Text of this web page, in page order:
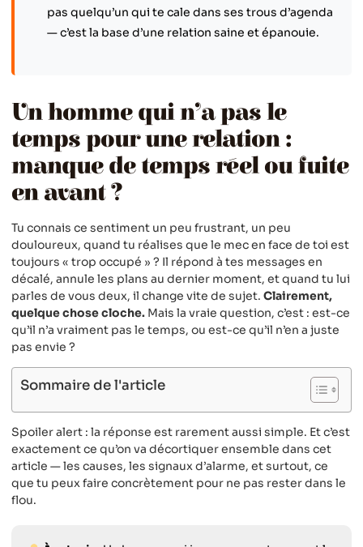
pas quelqu’un qui te cale dans ses trous d’agenda
— c’est la base d’une relation saine et épanouie.
Un homme qui n’a pas le
temps pour une relation :
manque de temps réel ou fuite
en avant ?
Tu connais ce sentiment un peu frustrant, un peu
douloureux, quand tu réalises que le mec en face de toi est
toujours « trop occupé » ? Il répond à tes messages en
décalé, annule les plans au dernier moment, et quand tu lui
parles de vous deux, il change vite de sujet. Clairement,
quelque chose cloche. Mais la vraie question, c’est : est-ce
qu’il n’a vraiment pas le temps, ou est-ce qu’il n’en a juste
pas envie ?
Sommaire de l'article
Spoiler alert : la réponse est rarement aussi simple. Et c’est
exactement ce qu’on va décortiquer ensemble dans cet
article — les causes, les signaux d’alarme, et surtout, ce
que tu peux faire concrètement pour ne pas rester dans le
flou.